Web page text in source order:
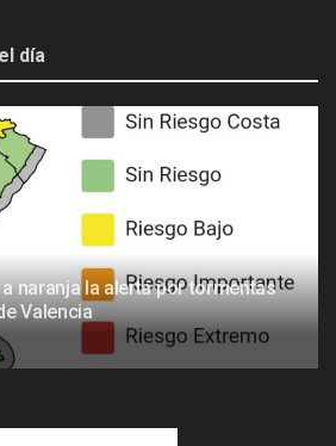
día
naranja la alerta por tormentas
Valencia